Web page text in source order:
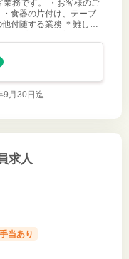
務です。 ・お客様のご
食器の片付け、テーブ
付随する業務 ＊難しい
9月30日迄
求人
当あり